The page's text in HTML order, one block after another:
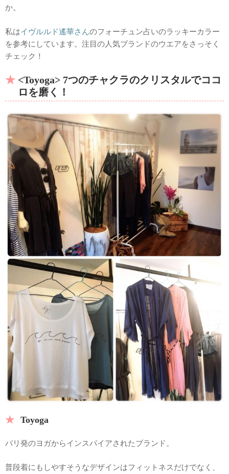
か。
私はイヴルルド遙華さんのフォーチュン占いのラッキーカラー
を参考にしています。注目の人気ブランドのウエアをさっそく
チェック！
<Toyoga> 7つのチャクラのクリスタルでココ
ロを磨く！
Toyoga
バリ発のヨガからインスパイアされたブランド。
普段着にもしやすそうなデザインはフィットネスだけでなく、